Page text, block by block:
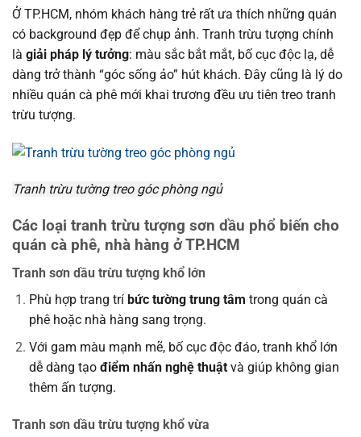
Ở TP.HCM, nhóm khách hàng trẻ rất ưa thích những quán
có background đẹp để chụp ảnh. Tranh trừu tượng chính
là giải pháp lý tưởng: màu sắc bắt mắt, bố cục độc lạ, dễ
dàng trở thành “góc sống ảo” hút khách. Đây cũng là lý do
nhiều quán cà phê mới khai trương đều ưu tiên treo tranh
trừu tượng.
Tranh trừu tường treo góc phòng ngủ
Các loại tranh trừu tượng sơn dầu phổ biến cho
quán cà phê, nhà hàng ở TP.HCM
Tranh sơn dầu trừu tượng khổ lớn
Phù hợp trang trí bức tường trung tâm trong quán cà
phê hoặc nhà hàng sang trọng.
Với gam màu mạnh mẽ, bố cục độc đáo, tranh khổ lớn
dễ dàng tạo điểm nhấn nghệ thuậtvà giúp không gian
thêm ấn tượng.
Tranh sơn dầu trừu tượng khổ vừa